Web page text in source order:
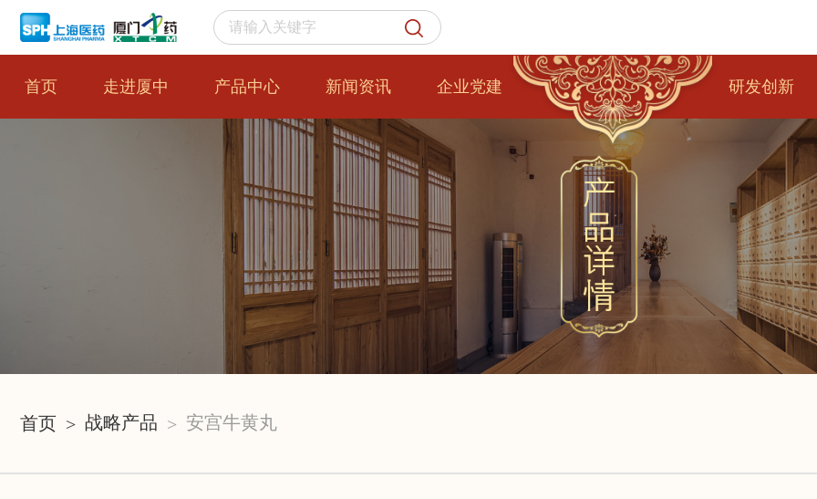
首页 走进厦中 产品中心 新闻资讯 企业党建 研发创新
首页 战略产品 安宫牛黄丸